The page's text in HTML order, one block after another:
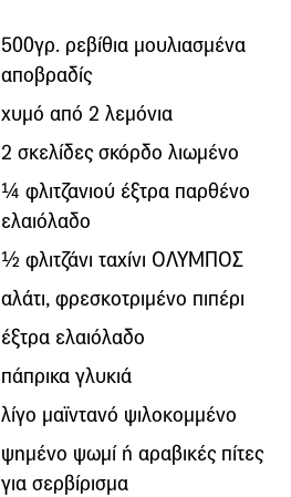
500γρ. ρεβίθια μουλιασμένα
αποβραδίς
χυμό από 2 λεμόνια
2 σκελίδες σκόρδο λιωμένο
¼ φλιτζανιού έξτρα παρθένο
ελαιόλαδο
½ φλιτζάνι ταχίνι ΟΛΥΜΠΟΣ
αλάτι, φρεσκοτριμένο πιπέρι
έξτρα ελαιόλαδο
πάπρικα γλυκιά
λίγο μαϊντανό ψιλοκομμένο
ψημένο ψωμί ή αραβικές πίτες
για σερβίρισμα